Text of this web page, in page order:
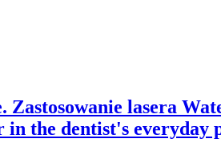
Zastosowanie lasera
in the dentist's everyday